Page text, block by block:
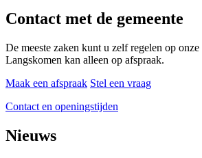
Contact met de gemeente
De meeste zaken kunt u zelf regelen op
Langskomen kan alleen op afspraak.
Maak een afspraak Stel een vraag
Contact en openingstijden
Nieuws